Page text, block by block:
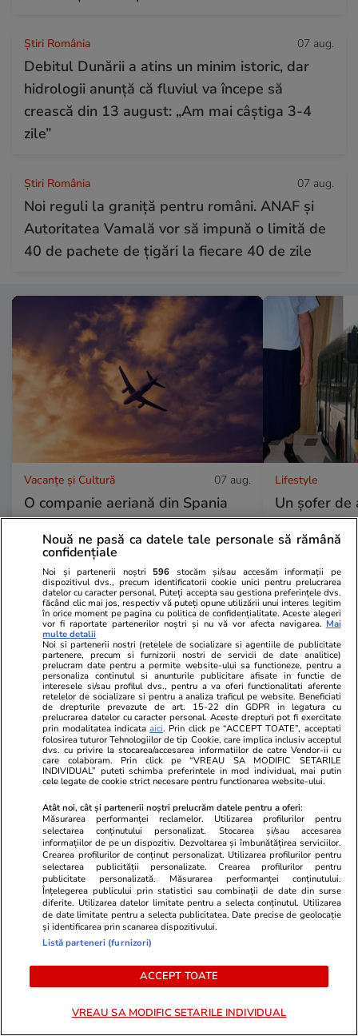
Știri România 07 aug.
Debitul Dunării a atins un minim istoric, dar
hidrologii anunță că fluviul va începe să
crească din 13 august: „Am mai câștiga 3-4
zile”
Știri România 07 aug.
Noi reguli la graniță pentru români. ANAF și
Autoritatea Vamală vor să impună o limită de
40 de pachete de țigări la fiecare 40 de zile
Vacanțe și Cultură 07 aug.
O companie aeriană din Spania
lansează un zbor special pentru
cei care vor să vadă eclipsa solară
din cer
Lifestyle
Un șofer de
muncă în
scurți: „E
Horoscop 07 aug.
Horoscop 8 august 2026.
Fecioarele sunt pregătite să-și
asume o creștere mai lentă și
anumite limitări în schimbul
stabilității
Bani și Afaceri 03 aug.
Cine poate retrage banii din
contul unei persoane decedate
Nouă ne pasă ca datele tale personale să rămână
confidențiale
Noi și partenerii noștri 596 stocăm și/sau accesăm informații pe
dispozitivul dvs., precum identificatorii cookie unici pentru prelucrarea
datelor cu caracter personal. Puteți accepta sau gestiona preferințele dvs.
făcând clic mai jos, respectiv vă puteți opune utilizării unui interes legitim
în orice moment pe pagina cu politica de confidențialitate. Aceste alegeri
vor fi raportate partenerilor noștri și nu vă vor afecta navigarea. Mai
multe detalii
Noi si partenerii nostri (retelele de socializare si agentiile de publicitate
partenere, precum si furnizorii nostri de servicii de date analitice)
prelucram date pentru a permite website-ului sa functioneze, pentru a
personaliza continutul si anunturile publicitare afisate in functie de
interesele si/sau profilul dvs., pentru a va oferi functionalitati aferente
retelelor de socializare si pentru a analiza traficul pe website. Beneficiati
de drepturile prevazute de art. 15-22 din GDPR in legatura cu
prelucrarea datelor cu caracter personal. Aceste drepturi pot fi exercitate
prin modalitatea indicataaici. Prin click pe “ACCEPT TOATE”, acceptati
folosirea tuturor Tehnologiilor de tip Cookie, care implica inclusiv acceptul
dvs. cu privire la stocarea/accesarea informatiilor de catre Vendor-ii cu
care colaboram. Prin click pe “VREAU SA MODIFIC SETARILE
INDIVIDUAL” puteti schimba preferintele in mod individual, mai putin
cele legate de cookie strict necesare pentru functionarea website-ului.
Atât noi, cât și partenerii noștri prelucrăm datele pentru a oferi:
Măsurarea performanței reclamelor. Utilizarea profilurilor pentru
selectarea conținutului personalizat. Stocarea și/sau accesarea
informațiilor de pe un dispozitiv. Dezvoltarea și îmbunătățirea serviciilor.
Crearea profilurilor de conținut personalizat. Utilizarea profilurilor pentru
selectarea publicității personalizate. Crearea profilurilor pentru
publicitate personalizată. Măsurarea performanței conținutului.
Înțelegerea publicului prin statistici sau combinații de date din surse
diferite. Utilizarea datelor limitate pentru a selecta conținutul. Utilizarea
de date limitate pentru a selecta publicitatea. Date precise de geolocație
și identificarea prin scanarea dispozitivului.
Listă parteneri (furnizori)
ACCEPT TOATE
VREAU SA MODIFIC SETARILE INDIVIDUAL